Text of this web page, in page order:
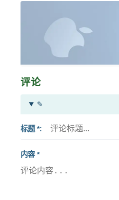
评论
✎
标题 *
内容 *